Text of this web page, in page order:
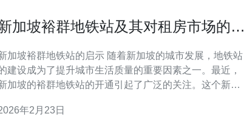
加坡裕群地铁站及其对租房市场的影
加坡裕群地铁站的启示 随着新加坡的城市发展，地铁站
建设成为了提升城市生活质量的重要因素之一。最近，
加坡的裕群地铁站的开通引起了广泛的关注。这个新地
远的影响。以下是裕群地铁站带来的三大精华： 1. 租金
年2月23日